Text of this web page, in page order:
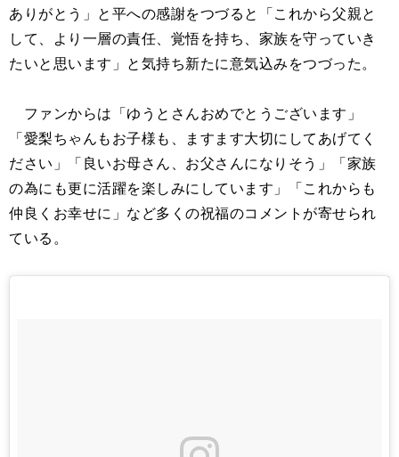
ありがとう」と平への感謝をつづると「これから父親と
して、より一層の責任、覚悟を持ち、家族を守っていき
たいと思います」と気持ち新たに意気込みをつづった。
ファンからは「ゆうとさんおめでとうございます」
「愛梨ちゃんもお子様も、ますます大切にしてあげてく
ださい」「良いお母さん、お父さんになりそう」「家族
の為にも更に活躍を楽しみにしています」「これからも
仲良くお幸せに」など多くの祝福のコメントが寄せられ
ている。